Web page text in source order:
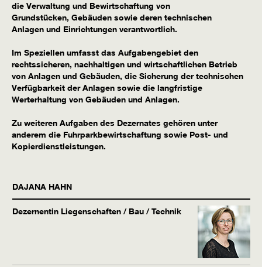
die Verwaltung und Bewirtschaftung von
Grundstücken, Gebäuden sowie deren technischen
Anlagen und Einrichtungen verantwortlich.
Im Speziellen umfasst das Aufgabengebiet den
rechtssicheren, nachhaltigen und wirtschaftlichen Betrieb
von Anlagen und Gebäuden, die Sicherung der technischen
Verfügbarkeit der Anlagen sowie die langfristige
Werterhaltung von Gebäuden und Anlagen.
Zu weiteren Aufgaben des Dezernates gehören unter
anderem die Fuhrparkbewirtschaftung sowie Post- und
Kopierdienstleistungen.
DAJANA HAHN
Dezernentin Liegenschaften / Bau / Technik